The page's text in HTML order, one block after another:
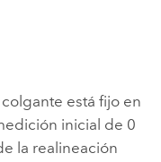
está fijo en
inicial de 0
la realineación